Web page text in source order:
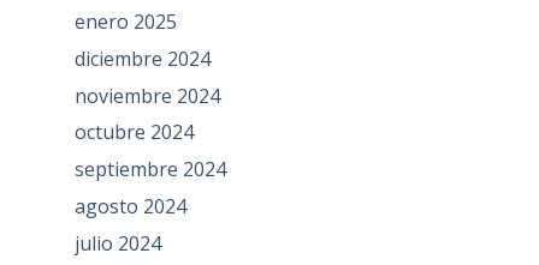
enero 2025
diciembre 2024
noviembre 2024
octubre 2024
septiembre 2024
agosto 2024
julio 2024